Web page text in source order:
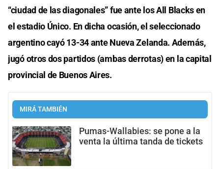
“ciudad de las diagonales” fue ante los All Blacks en
el estadio Único. En dicha ocasión, el seleccionado
argentino cayó 13-34 ante Nueva Zelanda. Además,
jugó otros dos partidos (ambas derrotas) en la capital
provincial de Buenos Aires.
MIRÁ TAMBIÉN
Pumas-Wallabies: se pone a la
venta la última tanda de tickets